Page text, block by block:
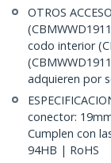
OTROS
codo interior
adquieren por
conector:
Cumplen con
94HB | RoHS